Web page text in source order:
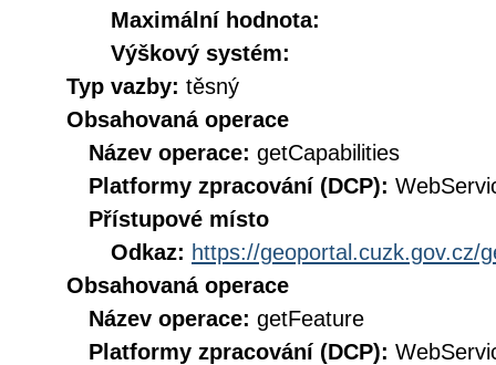
Maximální hodnota:
Výškový systém:
Typ vazby: těsný
Obsahovaná operace
Název operace: getCapabilities
Platformy zpracování (DCP):
Přístupové místo
Odkaz: https://geoportal.cuzk.gov.cz/
Obsahovaná operace
Název operace: getFeature
Platformy zpracování (DCP):